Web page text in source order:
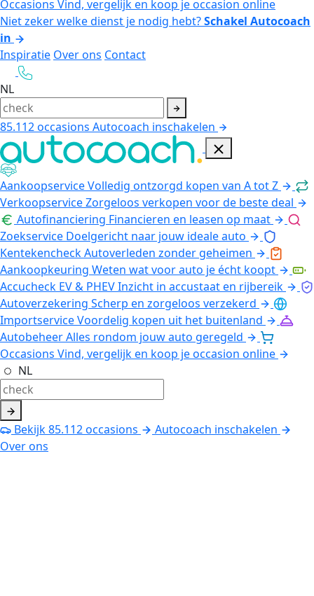
Occasions Vind, vergelijk en koop je occasion online
Niet zeker welke dienst je nodig hebt?Schakel Autocoach
in
Inspiratie Over ons Contact
NL
85.112occasions Autocoach inschakelen
AankoopserviceVolledig ontzorgd kopen van A tot Z
VerkoopserviceZorgeloos verkopen voor de beste deal
Autofinanciering Financieren en leasen op maat
Zoekservice Doelgericht naar jouw ideale auto
KentekencheckAutoverleden zonder geheimen
Aankoopkeuring Weten wat voor auto je écht koopt
Accucheck EV & PHEVInzicht in accustaat en rijbereik
Autoverzekering Scherp en zorgeloos verzekerd
ImportserviceVoordelig kopen uit het buitenland
AutobeheerAlles rondom jouw auto geregeld
Occasions Vind, vergelijk en koop je occasion online
NL
Bekijk85.112occasions
Autocoach inschakelen
Over ons